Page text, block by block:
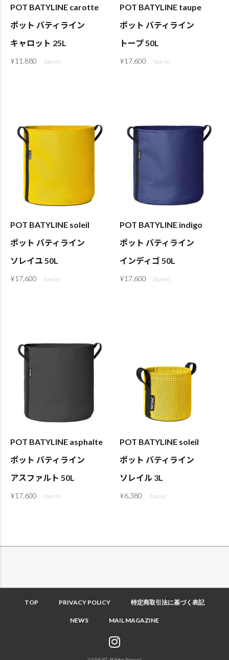
POT BATYLINE carotte
ポット バティライン
キャロット 25L
¥11,880
POT BATYLINE taupe
ポット バティライン
トープ 50L
¥17,600
POT BATYLINE soleil
ポット バティライン
ソレイユ 50L
¥17,600
POT BATYLINE indigo
ポット バティライン
インディゴ 50L
¥17,600
POT BATYLINE asphalte
ポット バティライン
アスファルト 50L
¥17,600
POT BATYLINE soleil
ポット バティライン
ソレイル 3L
¥6,380
TOP PRIVACY POLICY 特定商取引法に基づく表記
NEWS MAIL MAGAZINE